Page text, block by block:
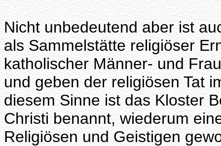
Nicht unbedeutend aber ist
als Sammelstätte religiöser
katholischer Männer- und
und geben der religiösen Tat
diesem Sinne ist das Kloster
Christi benannt, wiederum
Religiösen und Geistigen